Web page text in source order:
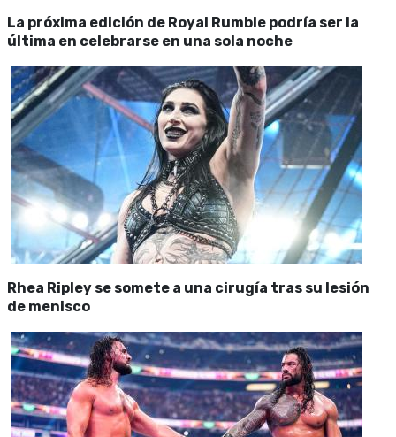
La próxima edición de Royal Rumble podría ser la
última en celebrarse en una sola noche
Rhea Ripley se somete a una cirugía tras su lesión
de menisco